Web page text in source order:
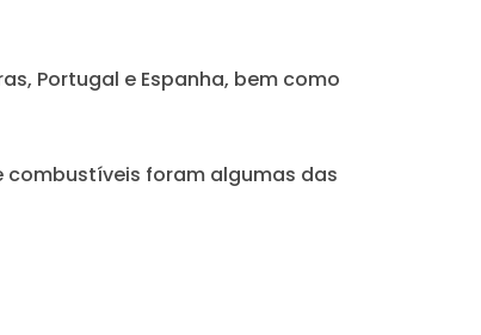
Portugal e Espanha, bem como
foram algumas das